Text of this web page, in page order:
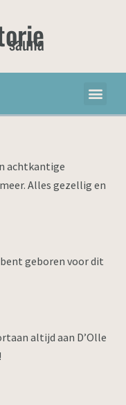
sauna
achtkantige
Alles gezellig en
geboren voor dit
altijd aan D’Olle